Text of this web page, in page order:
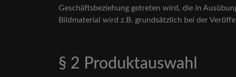
Geschäftsbeziehung getreten wird, die in
Bildmaterial wird z.B. grundsätzlich bei der
§ 2 Produktauswahl